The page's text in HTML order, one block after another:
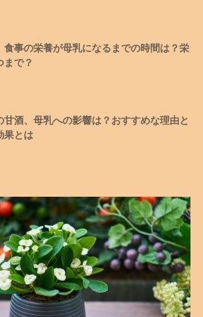
食事の栄養が母乳になるまでの時間は？栄
まで？
甘酒、母乳への影響は？おすすめな理由と
果とは